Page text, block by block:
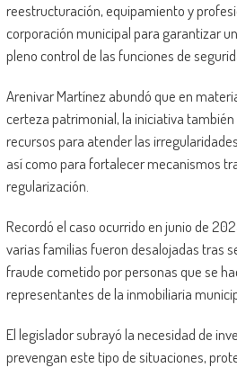
reestructuración, equipamiento y
corporación municipal para garantizar
pleno control de las funciones de
Arenivar Martínez abundó que en
certeza patrimonial, la iniciativa
recursos para atender las
así como para fortalecer mecanismos
regularización.
Recordó el caso ocurrido en junio de
varias familias fueron desalojadas tras
fraude cometido por personas que se
representantes de la inmobiliaria
El legislador subrayó la necesidad de
prevengan este tipo de situaciones,